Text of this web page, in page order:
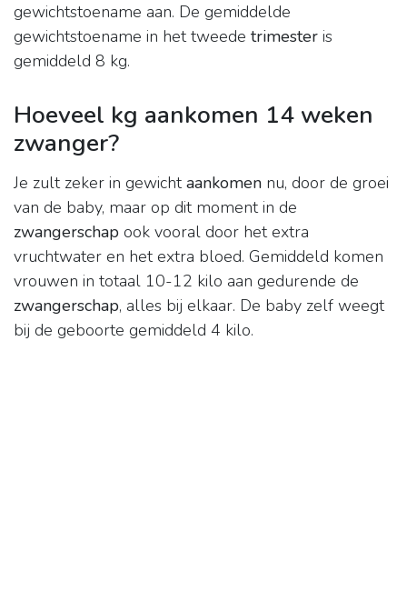
gewichtstoename aan. De gemiddelde
gewichtstoename in het tweede trimester is
gemiddeld 8 kg.
Hoeveel kg aankomen 14 weken
zwanger?
Je zult zeker in gewichtaankomen nu, door de groei
van de baby, maar op dit moment in de
zwangerschap ook vooral door het extra
vruchtwater en het extra bloed. Gemiddeld komen
vrouwen in totaal 10-12 kilo aan gedurende de
zwangerschap, alles bij elkaar. De baby zelf weegt
bij de geboorte gemiddeld 4 kilo.